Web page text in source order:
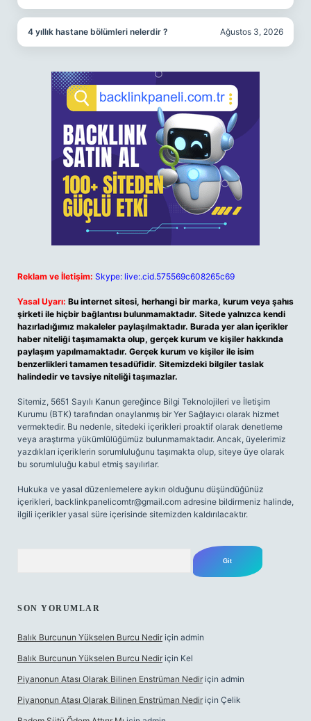
4 yıllık hastane bölümleri nelerdir ? Ağustos 3, 2026
Reklam ve İletişim: Skype: live:.cid.575569c608265c69
Yasal Uyarı: Bu internet sitesi, herhangi bir marka, kurum veya şahıs
şirketi ile hiçbir bağlantısı bulunmamaktadır. Sitede yalnızca kendi
hazırladığımız makaleler paylaşılmaktadır. Burada yer alan içerikler
haber niteliği taşımamakta olup, gerçek kurum ve kişiler hakkında
paylaşım yapılmamaktadır. Gerçek kurum ve kişiler ile isim
benzerlikleri tamamen tesadüfidir. Sitemizdeki bilgiler taslak
halindedir ve tavsiye niteliği taşımazlar.
Sitemiz, 5651 Sayılı Kanun gereğince Bilgi Teknolojileri ve İletişim
Kurumu (BTK) tarafından onaylanmış bir Yer Sağlayıcı olarak hizmet
vermektedir. Bu nedenle, sitedeki içerikleri proaktif olarak denetleme
veya araştırma yükümlülüğümüz bulunmamaktadır. Ancak, üyelerimiz
yazdıkları içeriklerin sorumluluğunu taşımakta olup, siteye üye olarak
bu sorumluluğu kabul etmiş sayılırlar.
Hukuka ve yasal düzenlemelere aykırı olduğunu düşündüğünüz
içerikleri, backlinkpanelicomtr@gmail.com adresine bildirmeniz halinde,
ilgili içerikler yasal süre içerisinde sitemizden kaldırılacaktır.
SON YORUMLAR
Balık Burcunun Yükselen Burcu Nedir için admin
Balık Burcunun Yükselen Burcu Nedir için Kel
Piyanonun Atası Olarak Bilinen Enstrüman Nedir için admin
Piyanonun Atası Olarak Bilinen Enstrüman Nedir için Çelik